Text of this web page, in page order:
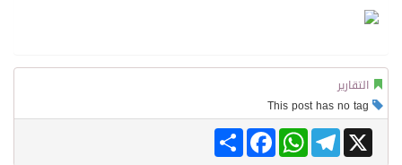
التقارير
Share
FacebookWhatsAppTelegram X